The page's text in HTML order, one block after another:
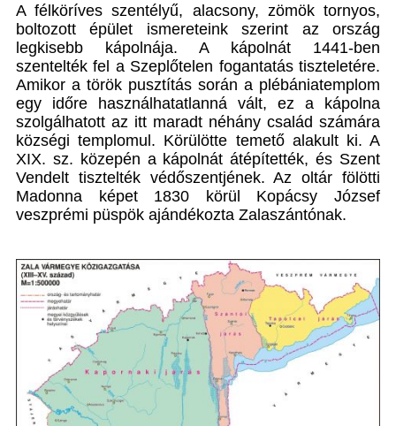
A félköríves szentélyű, alacsony, zömök tornyos,
boltozott épület ismereteink szerint az ország
legkisebb kápolnája. A kápolnát 1441-ben
szentelték fel a Szeplőtelen fogantatás tiszteletére.
Amikor a török pusztítás során a plébániatemplom
egy időre használhatatlanná vált, ez a kápolna
szolgálhatott az itt maradt néhány család számára
községi templomul. Körülötte temető alakult ki. A
XIX. sz. közepén a kápolnát átépítették, és Szent
Vendelt tisztelték védőszentjének. Az oltár fölötti
Madonna képet 1830 körül Kopácsy József
veszprémi püspök ajándékozta Zalaszántónak.